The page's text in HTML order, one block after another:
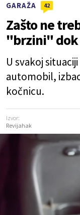
GARAŽA 42
Zašto ne
"brzini" dok
U svakoj
automobil,
kočnicu.
Izvor:
Revijahak